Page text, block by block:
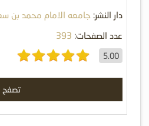
دار النشر: جامعه الامام محمد بن
عدد الصفحات: 393
5.00
تصفح